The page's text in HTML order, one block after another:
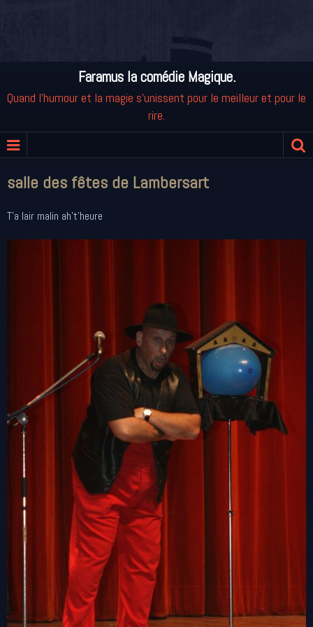
Faramus la comédie Magique.
Quand l'humour et la magie s'unissent pour le meilleur et pour le
rire.
salle des fêtes de Lambersart
T'a lair malin ah't'heure